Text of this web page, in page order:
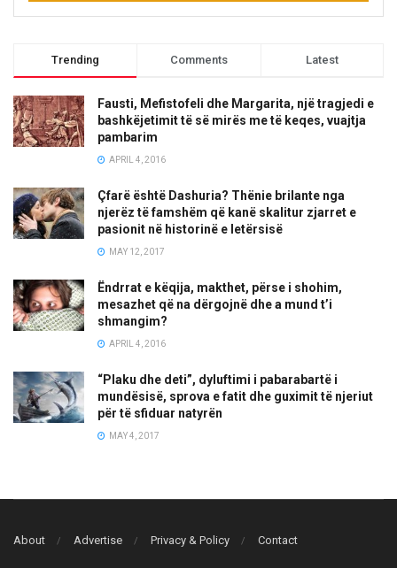
Trending Comments Latest
Fausti, Mefistofeli dhe Margarita, një tragjedi e
bashkëjetimit të së mirës me të keqes, vuajtja
pambarim
APRIL 4, 2016
Çfarë është Dashuria? Thënie brilante nga
njerëz të famshëm që kanë skalitur zjarret e
pasionit në historinë e letërsisë
MAY 12, 2017
Ëndrrat e këqija, makthet, përse i shohim,
mesazhet që na dërgojnë dhe a mund t’i
shmangim?
APRIL 4, 2016
“Plaku dhe deti”, dyluftimi i pabarabartë i
mundësisë, sprova e fatit dhe guximit të njeriut
për të sfiduar natyrën
MAY 4, 2017
About Advertise Privacy & Policy Contact